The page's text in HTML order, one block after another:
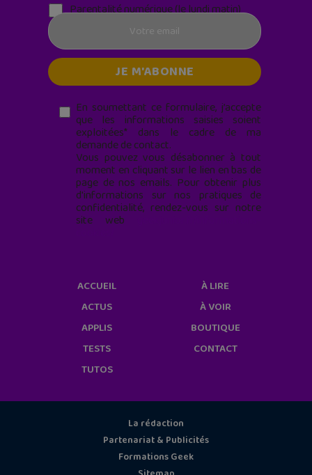
Parentalité numérique (le lundi matin)
En soumettant ce formulaire, j’accepte
que les informations saisies soient
exploitées* dans le cadre de ma
demande de contact.
Vous pouvez vous désabonner à tout
moment en cliquant sur le lien en bas de
page de nos emails. Pour obtenir plus
d'informations sur nos pratiques de
confidentialité, rendez-vous sur notre
site web
ACCUEIL
ACTUS
APPLIS
TESTS
TUTOS
À LIRE
À VOIR
BOUTIQUE
CONTACT
La rédaction
Partenariat & Publicités
Formations Geek